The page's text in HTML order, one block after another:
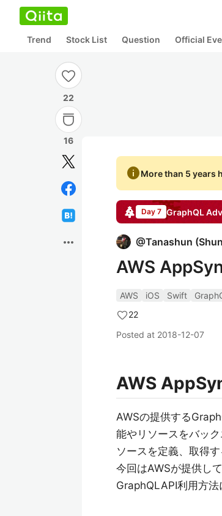
Trend Stock List Question Official
22
16
more_horiz
infoMore than 5 years
Day 7 GraphQL
@Tanashun (
AWS
AWS iOS Swift
22
Posted at 2018-12-07
AWS
AWSの提供する
能やリソースをバッ
ソースを定義、取得
今回はAWSが提供し
GraphQLAPI利用方法